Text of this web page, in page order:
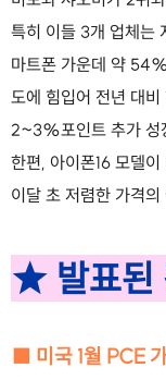
특히 이들 3개 업체는
마트폰 가운데 약
도에 힘입어 전년 대
2~3%포인트 추가 성
한편, 아이폰16 모델
이달 초 저렴한 가격
★ 발표된
■ 미국 1월 PCE